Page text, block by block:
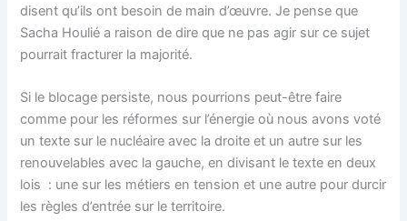
disent qu’ils ont besoin de main d’œuvre. Je pense que
Sacha Houlié a raison de dire que ne pas agir sur ce sujet
pourrait fracturer la majorité.
Si le blocage persiste, nous pourrions peut-être faire
comme pour les réformes sur l’énergie où nous avons voté
un texte sur le nucléaire avec la droite et un autre sur les
renouvelables avec la gauche, en divisant le texte en deux
lois : une sur les métiers en tension et une autre pour durcir
les règles d’entrée sur le territoire.